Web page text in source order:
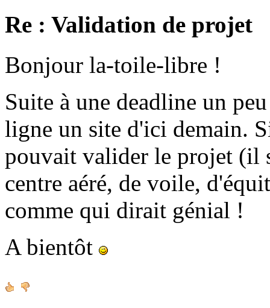
Re : Validation de projet
Bonjour la-toile-libre !
Suite à une deadline un
ligne un site d'ici demain.
pouvait valider le projet (il
centre aéré, de voile,
comme qui dirait génial !
A bientôt